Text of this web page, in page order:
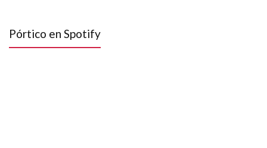
Pórtico en Spotify